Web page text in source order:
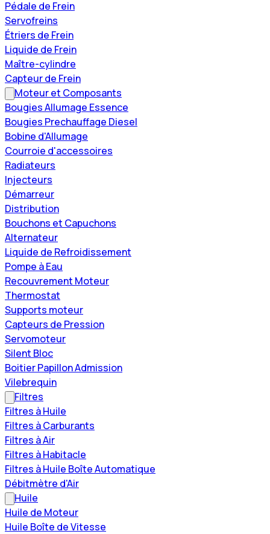
Pédale de Frein
Servofreins
Étriers de Frein
Liquide de Frein
Maître-cylindre
Capteur de Frein
Moteur et Composants
Bougies Allumage Essence
Bougies Prechauffage Diesel
Bobine d'Allumage
Courroie d'accessoires
Radiateurs
Injecteurs
Démarreur
Distribution
Bouchons et Capuchons
Alternateur
Liquide de Refroidissement
Pompe à Eau
Recouvrement Moteur
Thermostat
Supports moteur
Capteurs de Pression
Servomoteur
Silent Bloc
Boitier Papillon Admission
Vilebrequin
Filtres
Filtres à Huile
Filtres à Carburants
Filtres à Air
Filtres à Habitacle
Filtres à Huile Boîte Automatique
Débitmètre d'Air
Huile
Huile de Moteur
Huile Boîte de Vitesse